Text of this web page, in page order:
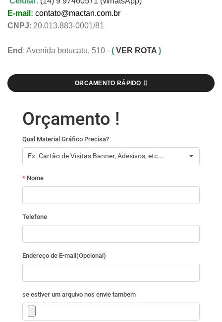
E-mail : contato@mactan.com.br
CNPJ: 20.013.883-0001/81
End : Avenida botucatu, 510 - ( VER ROTA )
ORCAMENTO RÁPIDO